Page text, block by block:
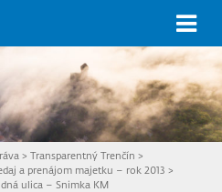
> Transparentný Trenčín >
a prenájom majetku – rok 2013 >
ulica – Snimka KM